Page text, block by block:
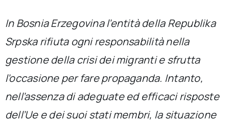
Chi siamo
Cerca
per:
Newsletter
In Bosnia Erzegovina l’entità della Republika
Srpska rifiuta ogni responsabilità nella
gestione della crisi dei migranti e sfrutta
l’occasione per fare propaganda. Intanto,
nell’assenza di adeguate ed efficaci risposte
dell’Ue e dei suoi stati membri, la situazione